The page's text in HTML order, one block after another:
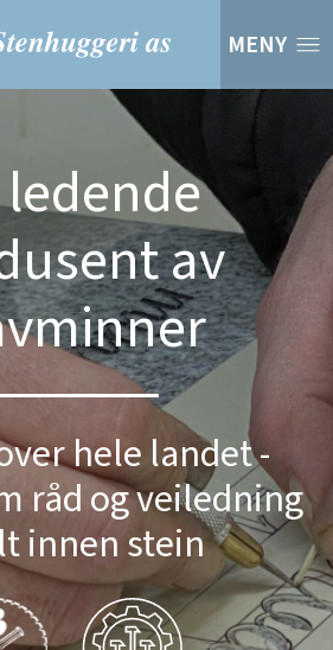
MENY
av
hele landet -
råd og veiledning
innen stein